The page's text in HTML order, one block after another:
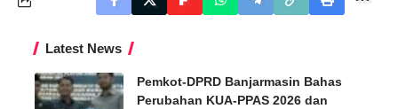
Latest News
Pemkot-DPRD Banjarmasin Bahas
Perubahan KUA-PPAS 2026 dan